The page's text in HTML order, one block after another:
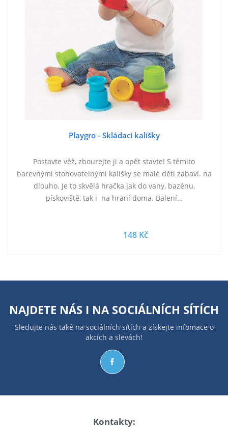
Playgro - Skládací kalíšky
Postavte věž, zbourejte ji a opět stavte! S těmito
barevnými stohovatelnými kalíšky se malé děti zabaví. na
dlouho. Je to skvělá hračka jak do vany, bazénu,
pískoviště, tak i na hraní doma. Balení…
148 Kč
NAJDETE NÁS I NA SOCIÁLNÍCH SÍTÍCH
Sledujte nás také na sociálních sítích a získejte infomace o
akcích a slevách!
Kontakty: